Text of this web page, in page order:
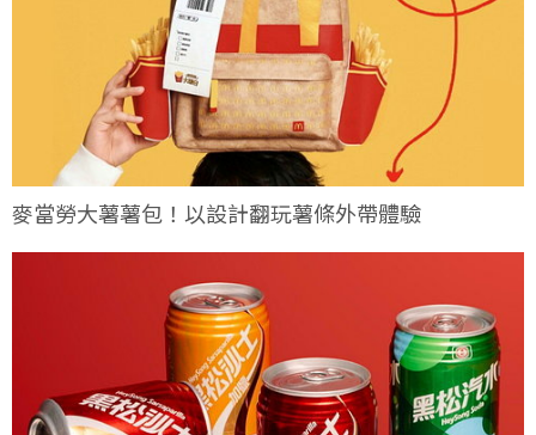
麥當勞大薯薯包！以設計翻玩薯條外帶體驗